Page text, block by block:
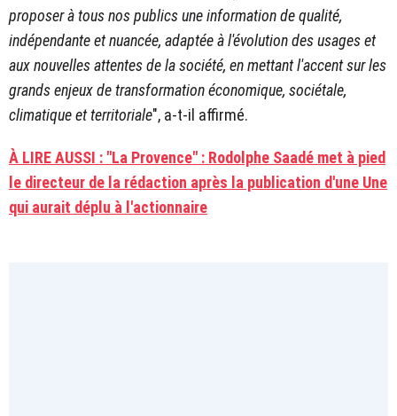
proposer à tous nos publics une information de qualité,
indépendante et nuancée, adaptée à l'évolution des usages et
aux nouvelles attentes de la société, en mettant l'accent sur les
grands enjeux de transformation économique, sociétale,
climatique et territoriale", a-t-il affirmé.
À LIRE AUSSI : "La Provence" : Rodolphe Saadé met à pied
le directeur de la rédaction après la publication d'une Une
qui aurait déplu à l'actionnaire